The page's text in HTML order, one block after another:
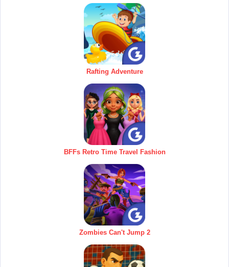
Rafting Adventure
BFFs Retro Time Travel Fashion
Zombies Can't Jump 2